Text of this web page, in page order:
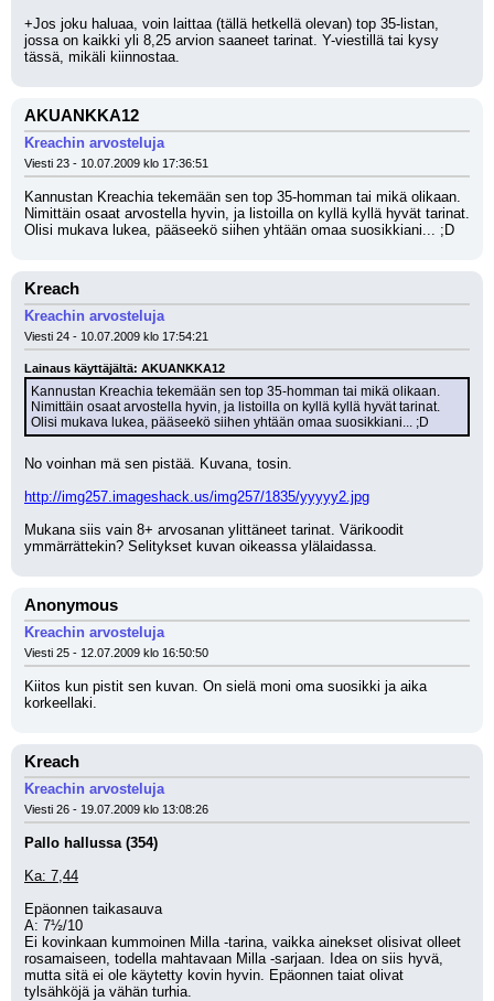
+Jos joku haluaa, voin laittaa (tällä hetkellä olevan) top 35-listan,
jossa on kaikki yli 8,25 arvion saaneet tarinat. Y-viestillä tai kysy
tässä, mikäli kiinnostaa.
AKUANKKA12
Kreachin arvosteluja
Viesti 23 - 10.07.2009 klo 17:36:51
Kannustan Kreachia tekemään sen top 35-homman tai mikä olikaan.
Nimittäin osaat arvostella hyvin, ja listoilla on kyllä kyllä hyvät tarinat.
Olisi mukava lukea, pääseekö siihen yhtään omaa suosikkiani... ;D
Kreach
Kreachin arvosteluja
Viesti 24 - 10.07.2009 klo 17:54:21
Lainaus käyttäjältä: AKUANKKA12
Kannustan Kreachia tekemään sen top 35-homman tai mikä olikaan.
Nimittäin osaat arvostella hyvin, ja listoilla on kyllä kyllä hyvät tarinat.
Olisi mukava lukea, pääseekö siihen yhtään omaa suosikkiani... ;D
No voinhan mä sen pistää. Kuvana, tosin.
http://img257.imageshack.us/img257/1835/yyyyy2.jpg
Mukana siis vain 8+ arvosanan ylittäneet tarinat. Värikoodit
ymmärrättekin? Selitykset kuvan oikeassa ylälaidassa.
Anonymous
Kreachin arvosteluja
Viesti 25 - 12.07.2009 klo 16:50:50
Kiitos kun pistit sen kuvan. On sielä moni oma suosikki ja aika
korkeellaki.
Kreach
Kreachin arvosteluja
Viesti 26 - 19.07.2009 klo 13:08:26
Pallo hallussa (354)
Ka: 7,44
Epäonnen taikasauva
A: 7½/10
Ei kovinkaan kummoinen Milla -tarina, vaikka ainekset olisivat olleet
rosamaiseen, todella mahtavaan Milla -sarjaan. Idea on siis hyvä,
mutta sitä ei ole käytetty kovin hyvin. Epäonnen taiat olivat
tylsähköjä ja vähän turhia.